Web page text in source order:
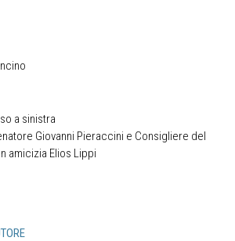
a sinistra
Giovanni Pieraccini e Consigliere del
amicizia Elios Lippi